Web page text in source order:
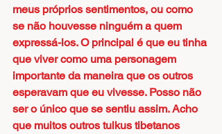
meus próprios sentimentos, ou como
se não houvesse ninguém a quem
expressá-los. O principal é que eu tinha
que viver como uma personagem
importante da maneira que os outros
esperavam que eu vivesse. Posso não
ser o único que se sentiu assim. Acho
que muitos outros tulkus tibetanos